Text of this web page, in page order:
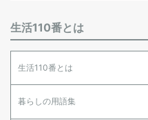
生活110番とは
生活110番とは
暮らしの用語集